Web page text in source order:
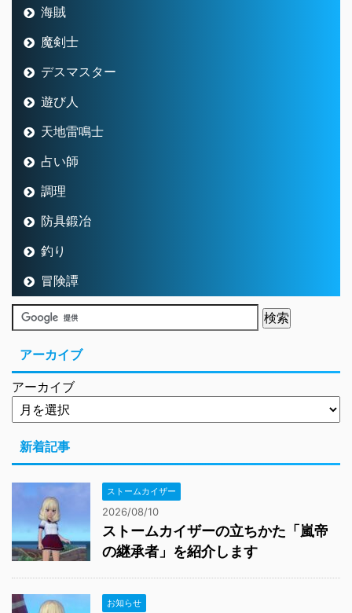
海賊
魔剣士
デスマスター
遊び人
天地雷鳴士
占い師
調理
防具鍛冶
釣り
冒険譚
アーカイブ
アーカイブ
新着記事
ストームカイザー
2026/08/10
ストームカイザーの立ちかた「嵐帝
の継承者」を紹介します
お知らせ